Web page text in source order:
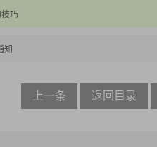
巧
知
上一条 返回目录